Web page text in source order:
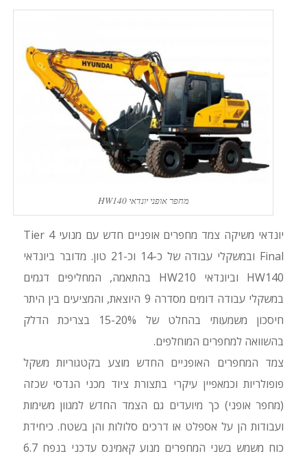
מחפר אופני יונדאי HW140
יונדאי משיקה צמד מחפרים אופניים חדש עם מנועי Tier 4
Final ובמשקלי עבודה של כ-14 וכ-21 טון. מדובר ביונדאי
HW140 וביונדאי HW210 בהתאמה, המחליפים דגמים
במשקלי עבודה דומים מסדרה 9 היוצאת, והמציעים בין היתר
חיסכון משמעותי בהחלט של 15-20% בצריכת הדלק
בהשוואה למחפרים המוחלפים.
צמד המחפרים האופניים החדש מוצע בקטגוריות משקל
פופולריות וכמאפיין עיקרי בתצורת ציוד מכני הנדסי שכזה
(מחפר אופני) כך מיועדים גם הצמד החדש למגוון משימות
ועבודות הן על אספלט או דרכים סלולות והן בשטח. כיחידת
כוח משמש בשני המחפרים מנוע קאמינס עדכני בנפח 6.7